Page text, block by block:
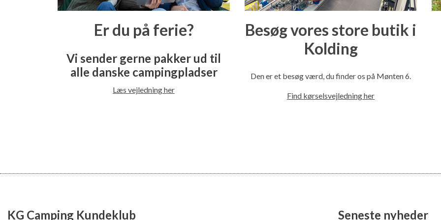
Er du på ferie?
Vi sender gerne pakker ud til
alle danske campingpladser
Læs vejledning her
Besøg vores store butik i
Kolding
Den er et besøg værd, du finder os på Mønten 6.
Find kørselsvejledning her
KG Camping Kundeklub Seneste nyheder